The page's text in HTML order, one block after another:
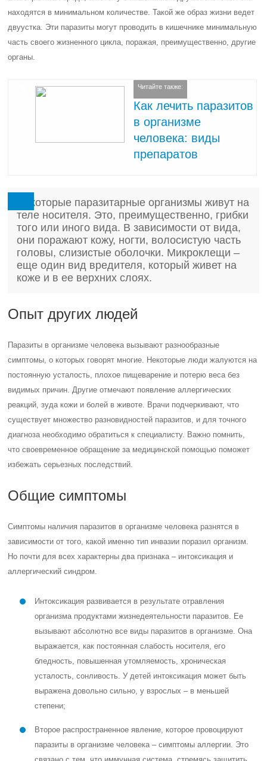
находятся в минимальном количестве. Такой же образ жизни ведет
двуустка. Эти паразиты могут проводить в кишечнике минимальную
часть своего жизненного цикла, поражая, преимущественно, другие
органы.
Читайте также:
Как лечить паразитов
в организме
человека: виды
препаратов
Некоторые паразитарные организмы живут на
теле носителя. Это, преимущественно, грибки
того или иного вида. В зависимости от вида,
они поражают кожу, ногти, волосистую часть
головы, слизистые оболочки. Микроклещи –
еще один вид вредителя, который живет на
коже и в ее верхних слоях.
Опыт других людей
Паразиты в организме человека вызывают разнообразные
симптомы, о которых говорят многие. Некоторые люди жалуются на
постоянную усталость, плохое пищеварение и потерю веса без
видимых причин. Другие отмечают появление аллергических
реакций, зуда кожи и болей в животе. Врачи подчеркивают, что
существует множество разновидностей паразитов, и для точного
диагноза необходимо обратиться к специалисту. Важно помнить,
что своевременное обращение за медицинской помощью поможет
избежать серьезных последствий.
Общие симптомы
Симптомы наличия паразитов в организме человека разнятся в
зависимости от того, какой именно тип инвазии поразил организм.
Но почти для всех характерны два признака – интоксикация и
аллергический синдром.
Интоксикация развивается в результате отравления
организма продуктами жизнедеятельности паразитов. Ее
вызывают абсолютно все виды паразитов в организме. Она
выражается, как постоянная слабость носителя, его
бледность, повышенная утомляемость, хроническая
усталость, сонливость. У детей интоксикация может быть
выражена довольно сильно, у взрослых – в меньшей
степени;
Второе распространенное явление, которое провоцируют
паразиты в организме человека – симптомы аллергии. Это